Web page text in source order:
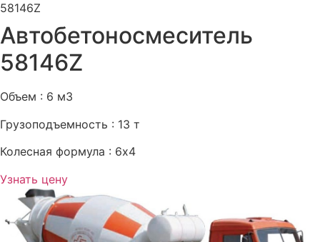
58146Z
Автобетоносмеситель
58146Z
Объем : 6 м3
Грузоподъемность : 13 т
Колесная формула : 6х4
Узнать цену